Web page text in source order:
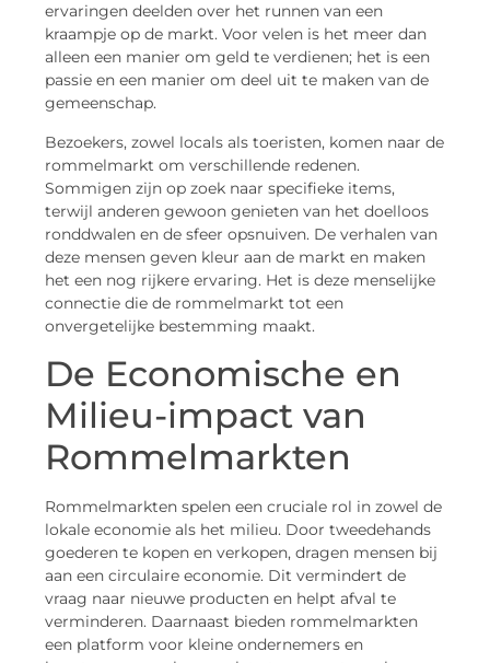
ervaringen deelden over het runnen van een
kraampje op de markt. Voor velen is het meer dan
alleen een manier om geld te verdienen; het is een
passie en een manier om deel uit te maken van de
gemeenschap.
Bezoekers, zowel locals als toeristen, komen naar de
rommelmarkt om verschillende redenen.
Sommigen zijn op zoek naar specifieke items,
terwijl anderen gewoon genieten van het doelloos
ronddwalen en de sfeer opsnuiven. De verhalen van
deze mensen geven kleur aan de markt en maken
het een nog rijkere ervaring. Het is deze menselijke
connectie die de rommelmarkt tot een
onvergetelijke bestemming maakt.
De Economische en
Milieu-impact van
Rommelmarkten
Rommelmarkten spelen een cruciale rol in zowel de
lokale economie als het milieu. Door tweedehands
goederen te kopen en verkopen, dragen mensen bij
aan een circulaire economie. Dit vermindert de
vraag naar nieuwe producten en helpt afval te
verminderen. Daarnaast bieden rommelmarkten
een platform voor kleine ondernemers en